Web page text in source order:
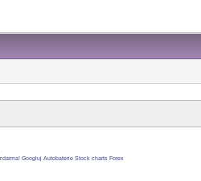
Googluj Autobaterie Stock charts Forex